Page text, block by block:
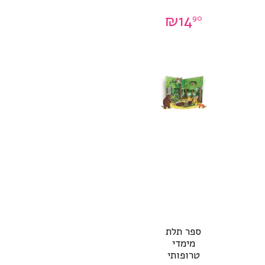
₪1490
ספר תלת
מימדי
טרופותי